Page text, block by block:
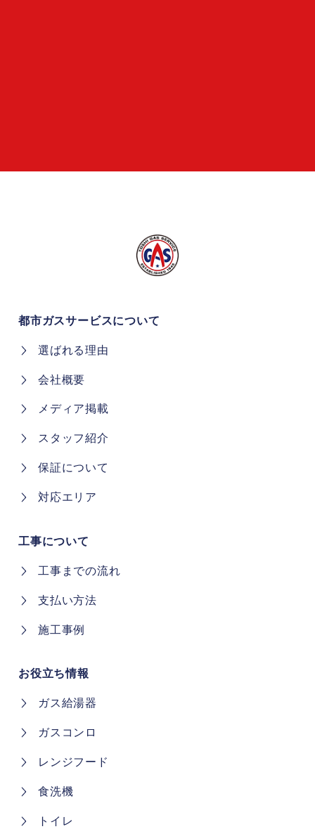
対応エリア
都市ガスサービスについて
選ばれる理由
会社概要
メディア掲載
スタッフ紹介
保証について
お役立ち情報
トイレ
食洗機
レンジフード
ガスコンロ
ガス給湯器
工事までの流れ
施工事例
支払い方法
工事について